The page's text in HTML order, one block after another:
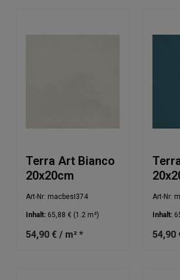
Terra Art Bianco
20x20cm
Art-Nr: macbesI374
Inhalt: 65,88 € (1.2 m²)
54,90 € / m² *
Art-Nr:
Inhalt:
54,90